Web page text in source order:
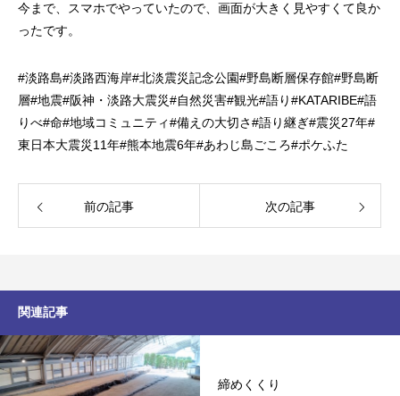
今まで、スマホでやっていたので、画面が大きく見やすくて良か
ったです。
#淡路島#淡路西海岸#北淡震災記念公園#野島断層保存館#野島断
層#地震#阪神・淡路大震災#自然災害#観光#語り#KATARIBE#語
りべ#命#地域コミュニティ#備えの大切さ#語り継ぎ#震災27年#
東日本大震災11年#熊本地震6年#あわじ島ごころ#ポケふた
前の記事 次の記事
関連記事
締めくくり